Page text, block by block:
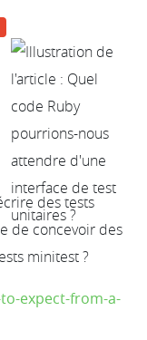
des tests
de concevoir des
minitest ?
expect-from-a-